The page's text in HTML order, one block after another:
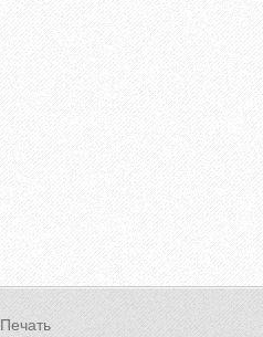
Печать